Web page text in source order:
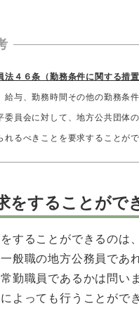
法４６条（勤務条件に関する措置
給与、勤務時間その他の勤務条
委員会に対して、地方公共団体
れるべきことを要求することがで
をすることがで
することができるのは、
般職の地方公務員であ
勤職員であるかは問い
よっても行うことがで